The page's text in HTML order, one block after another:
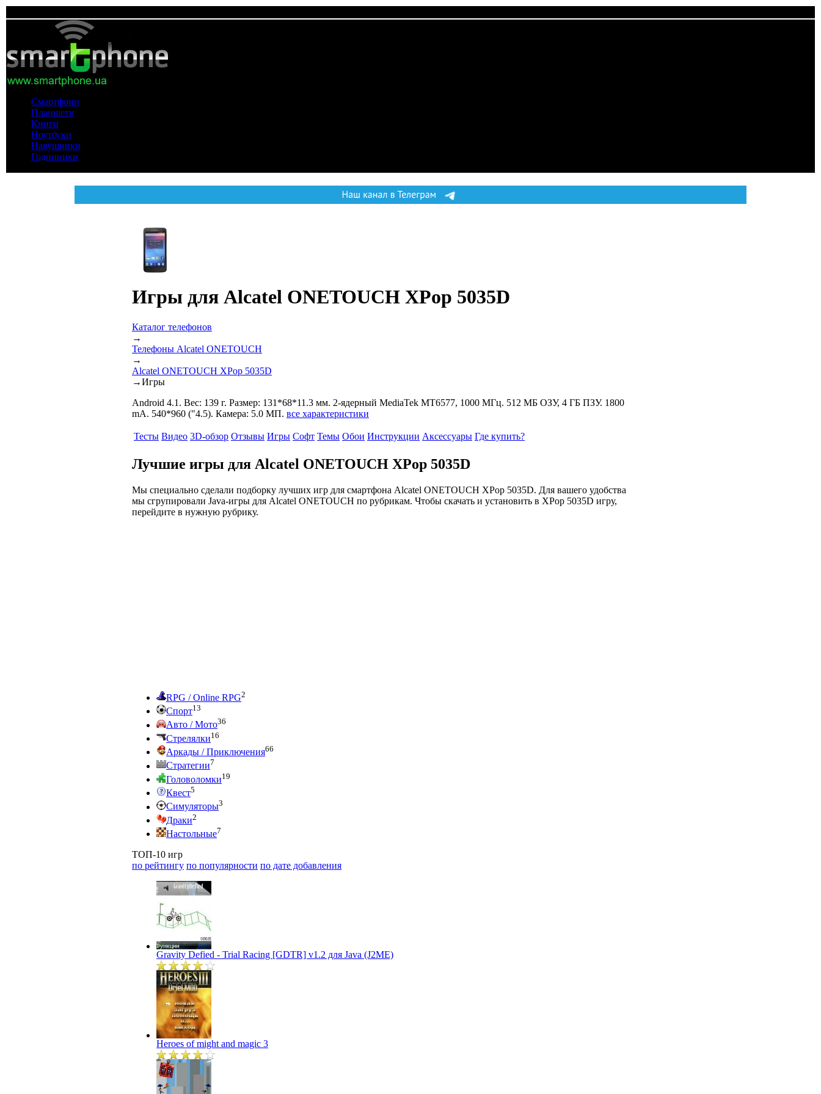
Смартфони
Планшети
Книги
Ноутбуки
Навушники
Годинники
Игры для Alcatel ONETOUCH XPop 5035D
Каталог телефонов
→
Телефоны Alcatel ONETOUCH
→
Alcatel ONETOUCH XPop 5035D
→Игры
Android 4.1. Вес: 139 г. Размер: 131*68*11.3 мм. 2-ядерный MediaTek MT6577, 1000 МГц. 512 МБ ОЗУ, 4 ГБ ПЗУ. 1800
mA. 540*960 ("4.5). Камера: 5.0 МП. все характеристики
Тесты Видео 3D-обзор Отзывы Игры Софт Темы Обои Инструкции Аксессуары Где купить?
Лучшие игры для Alcatel ONETOUCH XPop 5035D
Мы специально сделали подборку лучших игр для смартфона Alcatel ONETOUCH XPop 5035D. Для вашего удобства
мы сгрупировали Java-игры для Alcatel ONETOUCH по рубрикам. Чтобы скачать и установить в XPop 5035D игру,
перейдите в нужную рубрику.
RPG / Online RPG2
Спорт13
Авто / Мото36
Стрелялки16
Аркады / Приключения66
Стратегии7
Головоломки19
Квест5
Симуляторы3
Драки2
Настольные7
ТОП-10 игр
по рейтингу по популярности по дате добавления
Gravity Defied - Trial Racing [GDTR] v1.2 для Java (J2ME)
Heroes of might and magic 3